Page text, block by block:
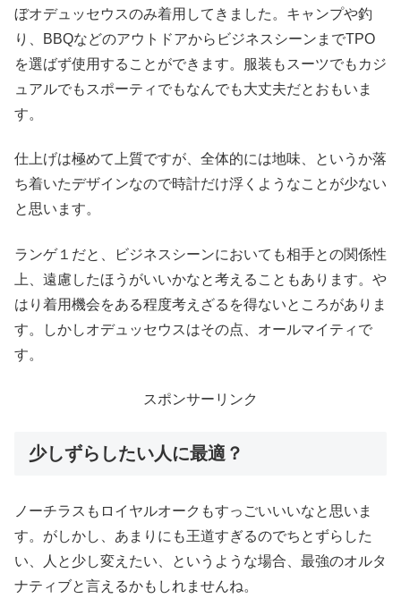
ぼオデュッセウスのみ着用してきました。キャンプや釣
り、BBQなどのアウトドアからビジネスシーンまでTPO
を選ばず使用することができます。服装もスーツでもカジ
ュアルでもスポーティでもなんでも大丈夫だとおもいま
す。
仕上げは極めて上質ですが、全体的には地味、というか落
ち着いたデザインなので時計だけ浮くようなことが少ない
と思います。
ランゲ１だと、ビジネスシーンにおいても相手との関係性
上、遠慮したほうがいいかなと考えることもあります。や
はり着用機会をある程度考えざるを得ないところがありま
す。しかしオデュッセウスはその点、オールマイティで
す。
スポンサーリンク
少しずらしたい人に最適？
ノーチラスもロイヤルオークもすっごいいいなと思いま
す。がしかし、あまりにも王道すぎるのでちとずらした
い、人と少し変えたい、というような場合、最強のオルタ
ナティブと言えるかもしれませんね。